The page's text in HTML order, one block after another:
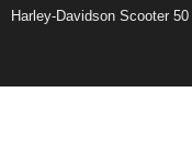
Harley-Davidson Scooter 50